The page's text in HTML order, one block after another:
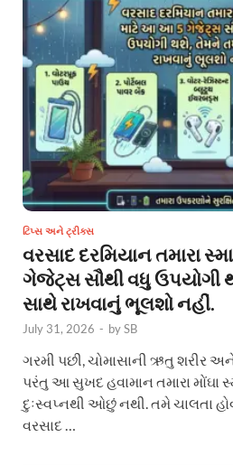
ટિપ્સ અને ટ્રીક્સ
વરસાદ દરમિયાન તમારા
ગેજેટ્સ સૌથી વધુ ઉપયોગી
સાથે રાખવાનું ભૂલશો નહીં.
July 31, 2026 - bySB
ગરમી પછી, ચોમાસાની ઋતુ શરીર
પરંતુ આ સુખદ હવામાન તમારા મોંઘા
દુઃસ્વપ્નથી ઓછું નથી. તમે ચાલતા
વરસાદ …